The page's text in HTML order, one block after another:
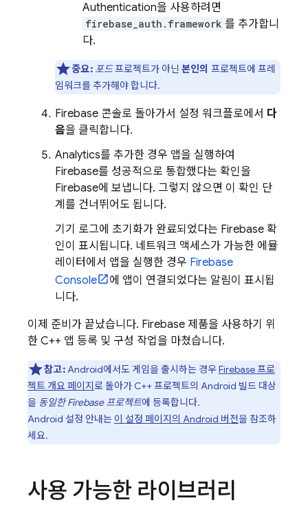
Authentication을 사용하려면
firebase_auth.framework 를 추가합니
다.
중요: 포드프로젝트가 아닌 본인의 프로젝트에 프레
임워크를 추가해야 합니다.
Firebase 콘솔로 돌아가서 설정 워크플로에서 다
음을 클릭합니다.
Analytics를 추가한 경우 앱을 실행하여
Firebase를 성공적으로 통합했다는 확인을
Firebase에 보냅니다. 그렇지 않으면 이 확인 단
계를 건너뛰어도 됩니다.
기기 로그에 초기화가 완료되었다는 Firebase 확
인이 표시됩니다. 네트워크 액세스가 가능한 에뮬
레이터에서 앱을 실행한 경우 Firebase
Console
에 앱이 연결되었다는 알림이 표시됩
니다.
이제 준비가 끝났습니다. Firebase 제품을 사용하기 위
한 C++ 앱 등록 및 구성 작업을 마쳤습니다.
참고:Android에서도 게임을 출시하는 경우Firebase 프로
젝트 개요 페이지로 돌아가 C++ 프로젝트의 Android 빌드 대상
을 동일한 Firebase 프로젝트에 등록합니다.
Android 설정 안내는 이 설정 페이지의 Android 버전을 참조하
세요.
사용 가능한 라이브러리